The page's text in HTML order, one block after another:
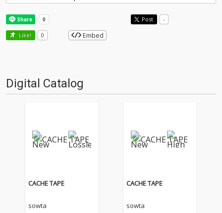
Post -
Like! 0 Embed
Digital Catalog
CACHE TAPE
sowta
CACHE TAPE
sowta